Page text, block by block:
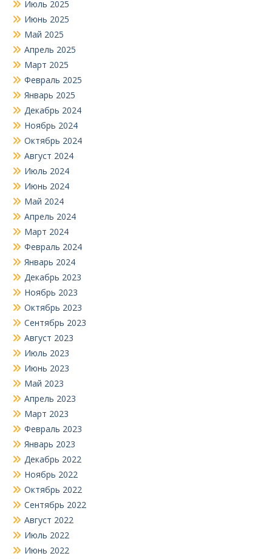
Июль 2025
Июнь 2025
Май 2025
Апрель 2025
Март 2025
Февраль 2025
Январь 2025
Декабрь 2024
Ноябрь 2024
Октябрь 2024
Август 2024
Июль 2024
Июнь 2024
Май 2024
Апрель 2024
Март 2024
Февраль 2024
Январь 2024
Декабрь 2023
Ноябрь 2023
Октябрь 2023
Сентябрь 2023
Август 2023
Июль 2023
Июнь 2023
Май 2023
Апрель 2023
Март 2023
Февраль 2023
Январь 2023
Декабрь 2022
Ноябрь 2022
Октябрь 2022
Сентябрь 2022
Август 2022
Июль 2022
Июнь 2022